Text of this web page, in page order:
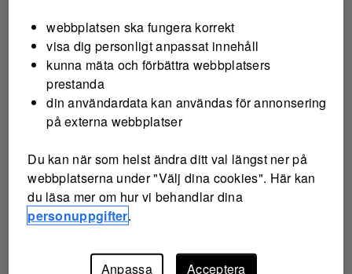
webbplatsen ska fungera korrekt
visa dig personligt anpassat innehåll
kunna mäta och förbättra webbplatsers
prestanda
din användardata kan användas för annonsering
på externa webbplatser
Du kan när som helst ändra ditt val längst ner på
webbplatserna under "Välj dina cookies". Här kan
du läsa mer om hur vi behandlar dina
personuppgifter.
Anpassa Acceptera